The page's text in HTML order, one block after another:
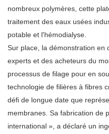
nombreux polymères, cette
traitement des eaux usées
potable et l'hémodialyse.
Sur place, la démonstration en
experts et des acheteurs du
processus de filage pour en
technologie de filières à fibres
défi de longue date que
membranes. Sa fabrication de
international », a déclaré un